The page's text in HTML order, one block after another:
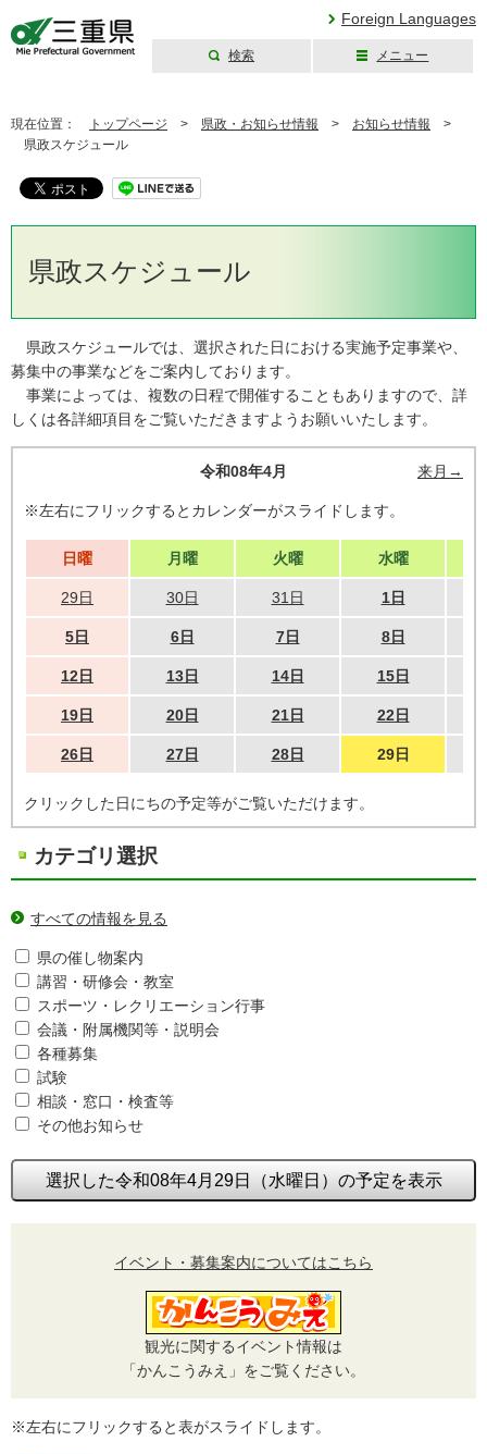
Foreign Languages
検索 メニュー
現在位置： トップページ > 県政・お知らせ情報 > お知らせ情報 >
県政スケジュール
県政スケジュール
県政スケジュールでは、選択された日における実施予定事業や、
募集中の事業などをご案内しております。
事業によっては、複数の日程で開催することもありますので、詳
しくは各詳細項目をご覧いただきますようお願いいたします。
令和08年4月 来月→
※左右にフリックするとカレンダーがスライドします。
日曜 月曜 火曜 水曜
29日 30日 31日 1日
5日 6日 7日 8日
12日 13日 14日 15日
19日 20日 21日 22日
26日 27日 28日 29日
クリックした日にちの予定等がご覧いただけます。
カテゴリ選択
すべての情報を見る
県の催し物案内
講習・研修会・教室
スポーツ・レクリエーション行事
会議・附属機関等・説明会
各種募集
試験
相談・窓口・検査等
その他お知らせ
選択した令和08年4月29日（水曜日）の予定を表示
イベント・募集案内についてはこちら
観光に関するイベント情報は
「かんこうみえ」をご覧ください。
※左右にフリックすると表がスライドします。